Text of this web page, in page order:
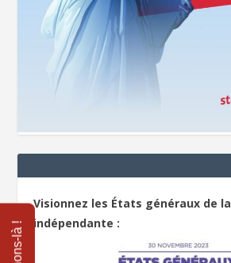
Visionnez les États généraux de
indépendante :